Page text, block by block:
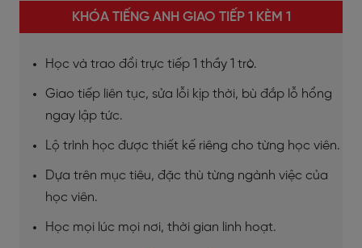
KHÓA TIẾNG ANH GIAO TIẾP 1 KÈM 1
Học và trao đổi trực tiếp 1 thầy 1 trò.
Giao tiếp liên tục, sửa lỗi kịp thời, bù đắp lỗ hổng
ngay lập tức.
Lộ trình học được thiết kế riêng cho từng học viên.
Dựa trên mục tiêu, đặc thù từng ngành việc của
học viên.
Học mọi lúc mọi nơi, thời gian linh hoạt.